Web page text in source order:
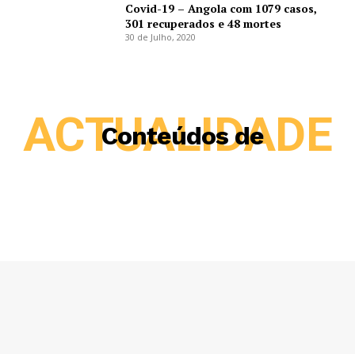
Covid-19 – Angola com 1079 casos,
301 recuperados e 48 mortes
30 de Julho, 2020
Conteúdos de
ACTUALIDADE